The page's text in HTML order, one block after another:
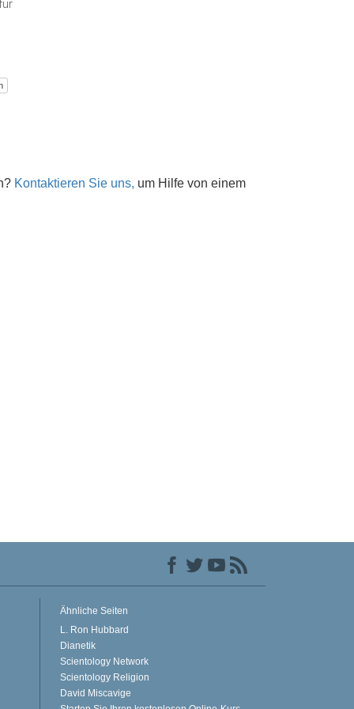
Kontaktieren Sie uns, um Hilfe von einem
Ähnliche Seiten
L. Ron Hubbard
Dianetik
Scientology Network
Scientology Religion
David Miscavige